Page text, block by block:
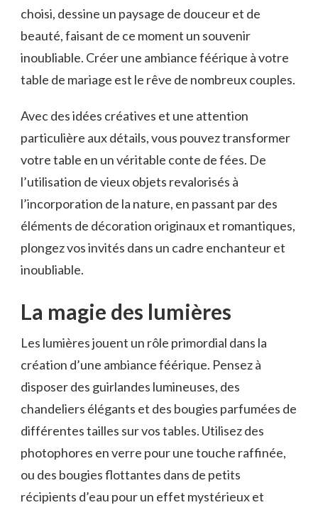
choisi, dessine un paysage de douceur et de
beauté, faisant de ce moment un souvenir
inoubliable. Créer une ambiance féérique à votre
table de mariage est le rêve de nombreux couples.
Avec des idées créatives et une attention
particulière aux détails, vous pouvez transformer
votre table en un véritable conte de fées. De
l’utilisation de vieux objets revalorisés à
l’incorporation de la nature, en passant par des
éléments de décoration originaux et romantiques,
plongez vos invités dans un cadre enchanteur et
inoubliable.
La magie des lumières
Les lumières jouent un rôle primordial dans la
création d’une ambiance féérique. Pensez à
disposer des guirlandes lumineuses, des
chandeliers élégants et des bougies parfumées de
différentes tailles sur vos tables. Utilisez des
photophores en verre pour une touche raffinée,
ou des bougies flottantes dans de petits
récipients d’eau pour un effet mystérieux et